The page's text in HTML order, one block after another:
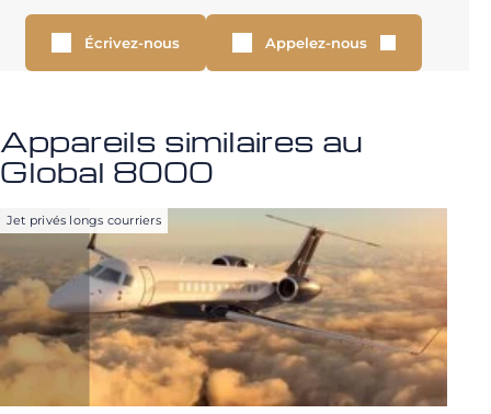
Écrivez-nous Appelez-nous
Appareils similaires au
Global 8000
Jet privés longs courriers